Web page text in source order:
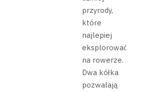
przyrody,
które
najlepiej
eksplorować
na rowerze.
Dwa kółka
pozwalają